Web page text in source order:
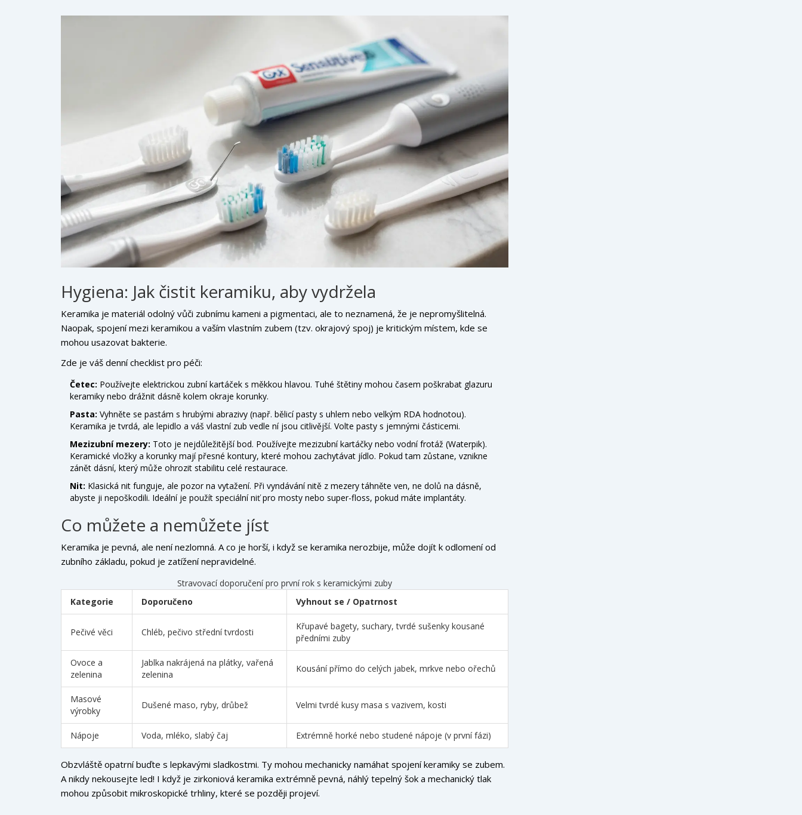
Hygiena: Jak čistit keramiku, aby vydržela
Keramika je materiál odolný vůči zubnímu kameni a pigmentaci, ale to neznamená, že je nepromyšlitelná.
Naopak, spojení mezi keramikou a vaším vlastním zubem (tzv. okrajový spoj) je kritickým místem, kde se
mohou usazovat bakterie.
Zde je váš denní checklist pro péči:
Četec: Používejte elektrickou zubní kartáček s měkkou hlavou. Tuhé štětiny mohou časem poškrabat glazuru
keramiky nebo drážnit dásně kolem okraje korunky.
Pasta: Vyhněte se pastám s hrubými abrazivy (např. bělicí pasty s uhlem nebo velkým RDA hodnotou).
Keramika je tvrdá, ale lepidlo a váš vlastní zub vedle ní jsou citlivější. Volte pasty s jemnými částicemi.
Mezizubní mezery: Toto je nejdůležitější bod. Používejte mezizubní kartáčky nebo vodní frotáž (Waterpik).
Keramické vložky a korunky mají přesné kontury, které mohou zachytávat jídlo. Pokud tam zůstane, vznikne
zánět dásní, který může ohrozit stabilitu celé restaurace.
Nit: Klasická nit funguje, ale pozor na vytažení. Při vyndávání nitě z mezery táhněte ven, ne dolů na dásně,
abyste ji nepoškodili. Ideální je použít speciální niť pro mosty nebo super-floss, pokud máte implantáty.
Co můžete a nemůžete jíst
Keramika je pevná, ale není nezlomná. A co je horší, i když se keramika nerozbije, může dojít k odlomení od
zubního základu, pokud je zatížení nepravidelné.
Stravovací doporučení pro první rok s keramickými zuby
Kategorie
Doporučeno Vyhnout se / Opatrnost
Pečivé věci Chléb, pečivo střední tvrdosti
Křupavé bagety, suchary, tvrdé sušenky kousané
předními zuby
Ovoce a
zelenina
Jablka nakrájená na plátky, vařená
zelenina
Kousání přímo do celých jabek, mrkve nebo ořechů
Masové
výrobky
Dušené maso, ryby, drůbež Velmi tvrdé kusy masa s vazivem, kosti
Nápoje Voda, mléko, slabý čaj Extrémně horké nebo studené nápoje (v první fázi)
Obzvláště opatrní buďte s lepkavými sladkostmi. Ty mohou mechanicky namáhat spojení keramiky se zubem.
A nikdy nekousejte led! I když je zirkoniová keramika extrémně pevná, náhlý tepelný šok a mechanický tlak
mohou způsobit mikroskopické trhliny, které se později projeví.